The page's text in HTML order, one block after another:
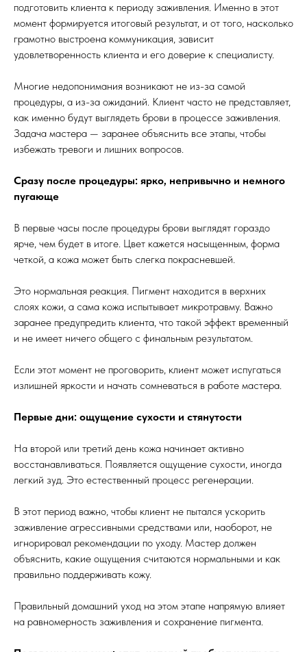
подготовить клиента к периоду заживления. Именно в этот
момент формируется итоговый результат, и от того, насколько
грамотно выстроена коммуникация, зависит
удовлетворенность клиента и его доверие к специалисту.
Многие недопонимания возникают не из-за самой
процедуры, а из-за ожиданий. Клиент часто не представляет,
как именно будут выглядеть брови в процессе заживления.
Задача мастера — заранее объяснить все этапы, чтобы
избежать тревоги и лишних вопросов.
Сразу после процедуры: ярко, непривычно и немного
пугающе
В первые часы после процедуры брови выглядят гораздо
ярче, чем будет в итоге. Цвет кажется насыщенным, форма
четкой, а кожа может быть слегка покрасневшей.
Это нормальная реакция. Пигмент находится в верхних
слоях кожи, а сама кожа испытывает микротравму. Важно
заранее предупредить клиента, что такой эффект временный
и не имеет ничего общего с финальным результатом.
Если этот момент не проговорить, клиент может испугаться
излишней яркости и начать сомневаться в работе мастера.
Первые дни: ощущение сухости и стянутости
На второй или третий день кожа начинает активно
восстанавливаться. Появляется ощущение сухости, иногда
легкий зуд. Это естественный процесс регенерации.
В этот период важно, чтобы клиент не пытался ускорить
заживление агрессивными средствами или, наоборот, не
игнорировал рекомендации по уходу. Мастер должен
объяснить, какие ощущения считаются нормальными и как
правильно поддерживать кожу.
Правильный домашний уход на этом этапе напрямую влияет
на равномерность заживления и сохранение пигмента.